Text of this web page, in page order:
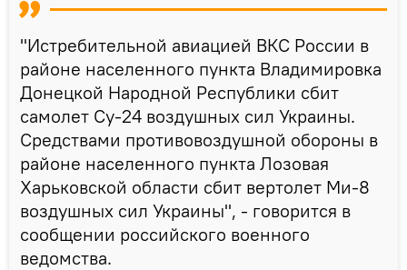
"Истребительной авиацией ВКС России в
районе населенного пункта Владимировка
Донецкой Народной Республики сбит
самолет Су-24 воздушных сил Украины.
Средствами противовоздушной обороны в
районе населенного пункта Лозовая
Харьковской области сбит вертолет Ми-8
воздушных сил Украины", - говорится в
сообщении российского военного
ведомства.